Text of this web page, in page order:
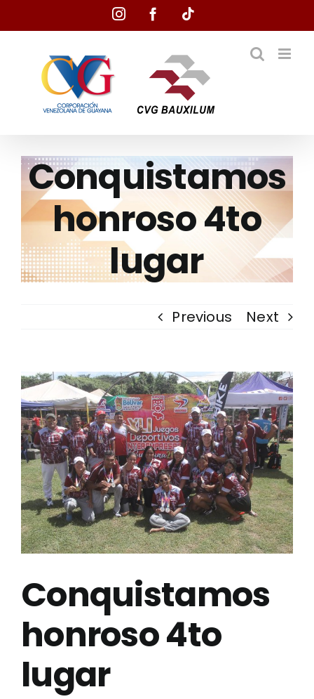
InstagramFacebookTiktok
Conquistamos
honroso 4to
lugar
Previous Next
View
Larger
Image
Conquistamos
honroso 4to
lugar